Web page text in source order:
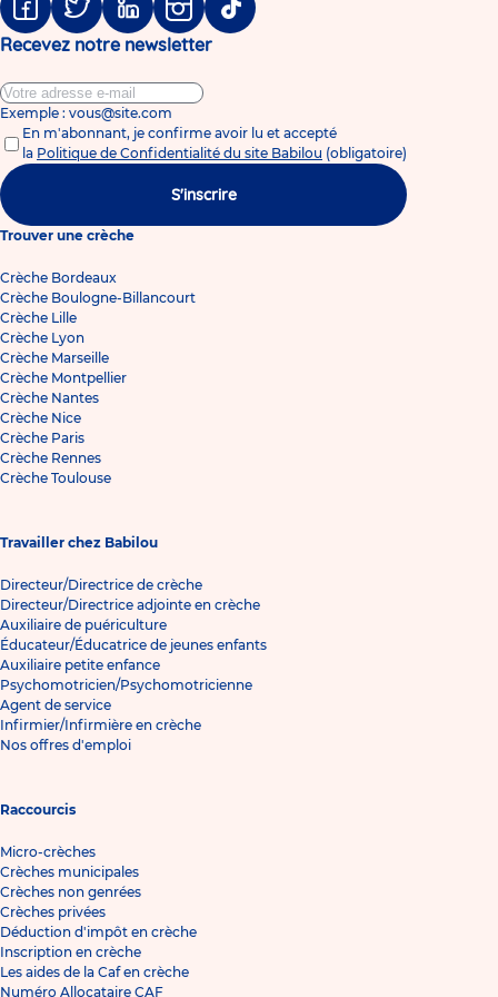
FacebookTwitter LinkedinInstagramTiktok
Recevez notre newsletter
Exemple : vous@site.com
En m'abonnant, je confirme avoir lu et accepté
la Politique de Confidentialité du site Babilou (obligatoire)
S'inscrire
Trouver une crèche
Crèche Bordeaux
Crèche Boulogne-Billancourt
Crèche Lille
Crèche Lyon
Crèche Marseille
Crèche Montpellier
Crèche Nantes
Crèche Nice
Crèche Paris
Crèche Rennes
Crèche Toulouse
Travailler chez Babilou
Directeur/Directrice de crèche
Directeur/Directrice adjointe en crèche
Auxiliaire de puériculture
Éducateur/Éducatrice de jeunes enfants
Auxiliaire petite enfance
Psychomotricien/Psychomotricienne
Agent de service
Infirmier/Infirmière en crèche
Nos offres d'emploi
Raccourcis
Micro-crèches
Crèches municipales
Crèches non genrées
Crèches privées
Déduction d'impôt en crèche
Inscription en crèche
Les aides de la Caf en crèche
Numéro Allocataire CAF